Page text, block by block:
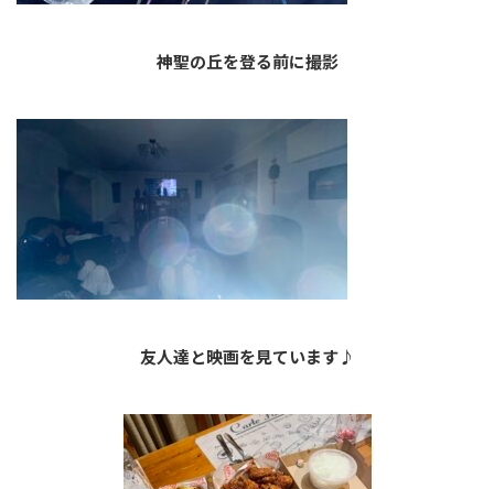
神聖の丘を登る前に撮影
友人達と映画を見ています♪